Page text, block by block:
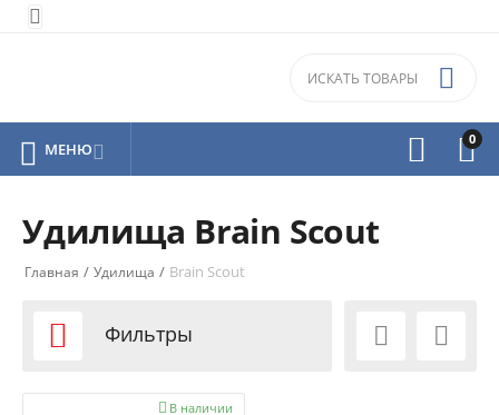

0



 МЕНЮ
Удилища Brain Scout
Главная / Удилища / Brain Scout
 Фильтры  
В наличии
